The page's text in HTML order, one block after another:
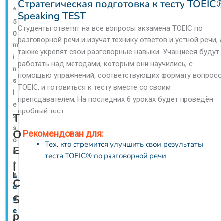
T
O
E
I
C
S
p
*
5
0
m
i
n
s
e
s
s
o
n
*
A
d
d
-
L
e
v
e
Стратегическая подготовка к тесту
Speaking TEST
Студенты ответят на все вопросы экзамена TOEIC по
разговорной речи и изучат технику ответов и устной речи,
также укрепят свои разговорные навыки. Учащиеся будут
работать над методами, которым они научились, с
помощью упражнений, соответствующих формату
TOEIC, и готовиться к тесту вместе со своим
преподавателем. На последних 6 уроках будет проведён
пробный тест.
Рекомендован для:
Тех, кто стремится улучшить свои результаты
теста TOEIC® по разговорной речи